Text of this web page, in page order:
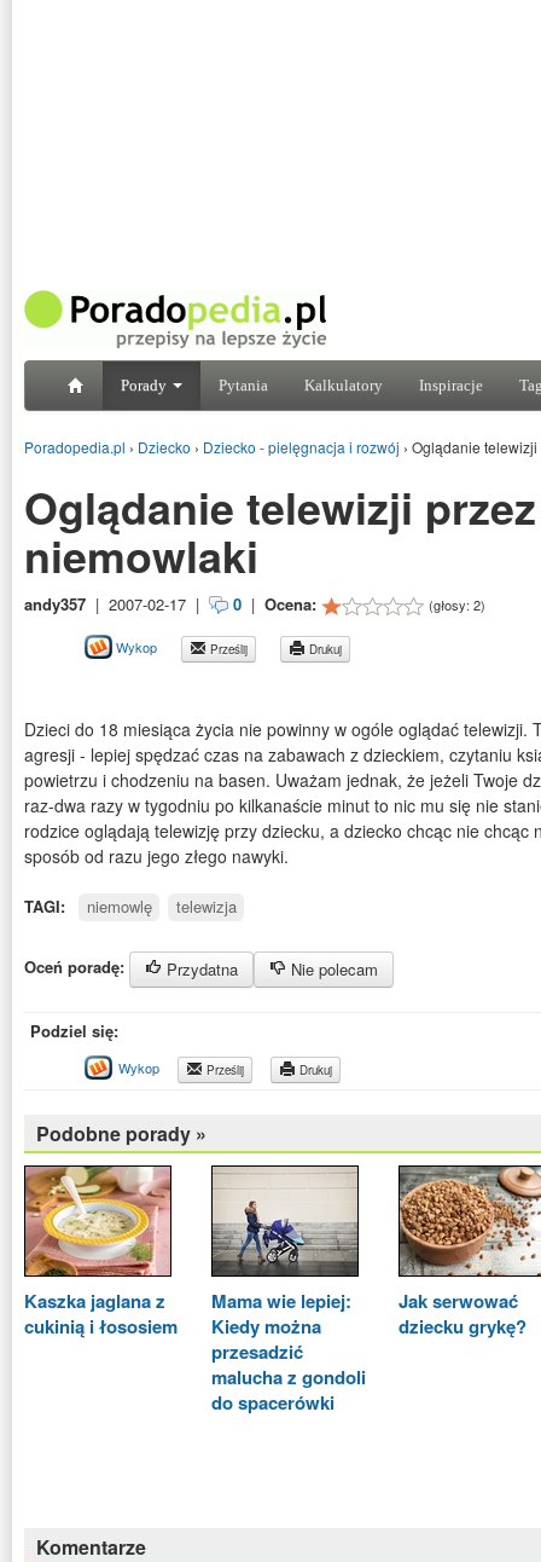
Porady Pytania Kalkulatory Inspiracje
Poradopedia.pl › Dziecko › Dziecko - pielęgnacja i rozwój › Oglądanie
Oglądanie telewizji przez
niemowlaki
andy357 | 2007-02-17 | 0 | Ocena: (głosy: 2)
Wykop Prześlij Drukuj
Dzieci do 18 miesiąca życia nie powinny w ogóle oglądać telewizji.
agresji - lepiej spędzać czas na zabawach z dzieckiem, czytaniu
powietrzu i chodzeniu na basen. Uważam jednak, że jeżeli Twoje
raz-dwa razy w tygodniu po kilkanaście minut to nic mu się nie
rodzice oglądają telewizję przy dziecku, a dziecko chcąc nie chcąc
sposób od razu jego złego nawyki.
TAGI: niemowlę telewizja
Oceń poradę: Przydatna Nie polecam
Podziel się:
Wykop Prześlij Drukuj
Podobne porady »
Kaszka jaglana z
cukinią i łososiem
Mama wie lepiej:
Kiedy można
przesadzić
malucha z gondoli
do spacerówki
Jak serwować
dziecku grykę?
Komentarze